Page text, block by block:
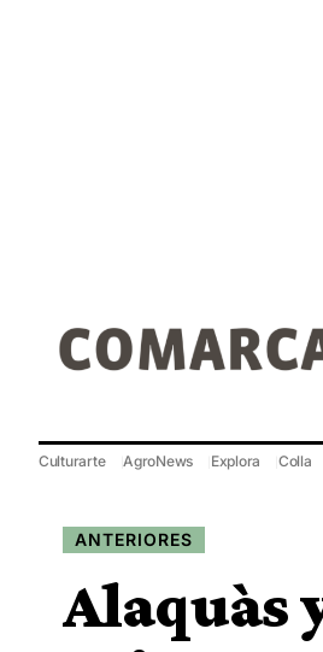
Culturarte AgroNews Explora Colla
ANTERIORES
Alaquàs